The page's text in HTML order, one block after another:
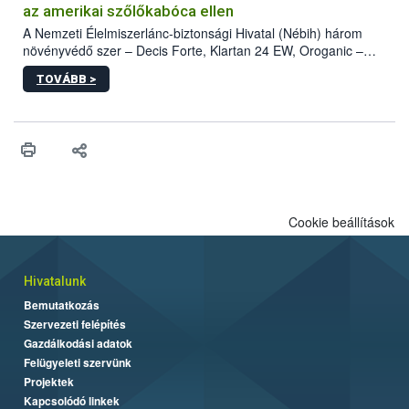
az amerikai szőlőkabóca ellen
A Nemzeti Élelmiszerlánc-biztonsági Hivatal (Nébih) három
növényvédő szer – Decis Forte, Klartan 24 EW, Oroganic –
engedélyokiratát módosította, így azok a szüretet követően,
egészen a vesszőérettség (BBCH 91) stádiumáig
érésű szőlőkben is legyen lehetőség a károsító elleni további
felhasználók számára is elérhető és ökológiai termesztésben is
TOVÁBB >
Cookie beállítások
Hivatalunk
Bemutatkozás
Szervezeti felépítés
Gazdálkodási adatok
Felügyeleti szervünk
Projektek
Kapcsolódó linkek